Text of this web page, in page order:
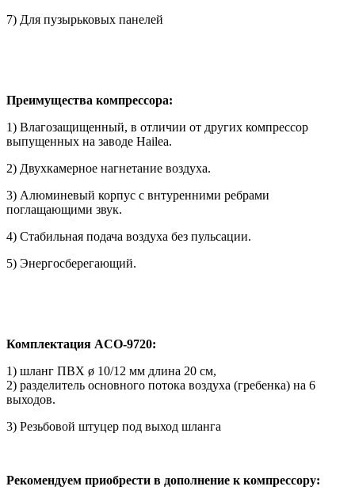
7) Для пузырьковых панелей
Преимущества компрессора:
1) Влагозащищенный, в отличии от других компрессор
выпущенных на заводе Hailea.
2) Двухкамерное нагнетание воздуха.
3) Алюминевый корпус с внтуренними ребрами
поглащающими звук.
4) Стабильная подача воздуха без пульсации.
5) Энергосберегающий.
Комплектация ACO-9720:
1) шланг ПВХ ø 10/12 мм длина 20 см,
2) разделитель основного потока воздуха (гребенка) на 6
выходов.
3) Резьбовой штуцер под выход шланга
Рекомендуем приобрести в дополнение к компрессору: